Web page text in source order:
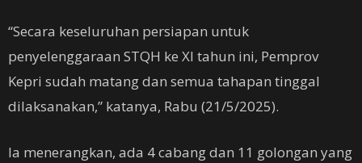
“Secara keseluruhan persiapan untuk
penyelenggaraan STQH ke XI tahun ini, Pemprov
Kepri sudah matang dan semua tahapan tinggal
dilaksanakan,” katanya, Rabu (21/5/2025).
Ia menerangkan, ada 4 cabang dan 11 golongan yang